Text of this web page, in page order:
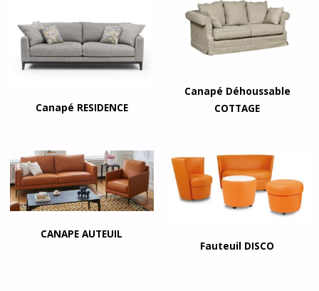
Canapé RESIDENCE
Canapé Déhoussable
COTTAGE
CANAPE AUTEUIL
Fauteuil DISCO